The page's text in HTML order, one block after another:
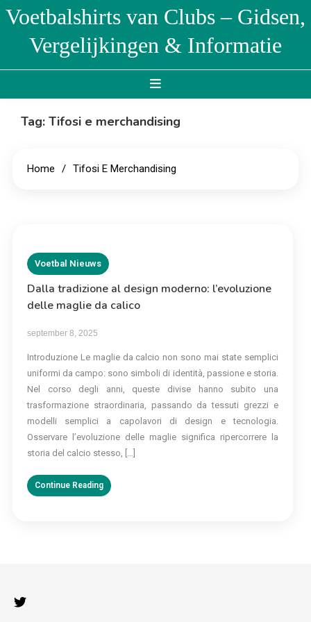
Skip
content
Voetbalshirts van Clubs – Gidsen,
Vergelijkingen & Informatie
Tag:Tifosi e merchandising
Home Tifosi E Merchandising
Voetbal Nieuws
Dalla tradizione al design moderno: l’evoluzione
delle maglie da calico
september 8, 2025
Introduzione Le maglie da calcio non sono mai state semplici
uniformi da campo: sono simboli di identità, passione e storia.
Nel corso degli anni, queste divise hanno subito una
trasformazione straordinaria, passando da tessuti grezzi e
modelli semplici a capolavori di design e tecnologia.
Osservare l’evoluzione delle maglie significa ripercorrere la
storia del calcio stesso, […]
Continue Reading